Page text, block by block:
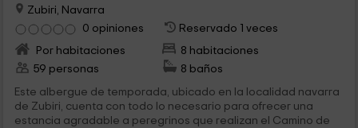
Zubiri, Navarra
0 opiniones
Reservado 1 veces
Por habitaciones
8 habitaciones
59 personas
8 baños
Este albergue de temporada, ubicado en la localidad navarra
de Zubiri, cuenta con todo lo necesario para ofrecer una
estancia agradable a peregrinos que realizan el Camino de